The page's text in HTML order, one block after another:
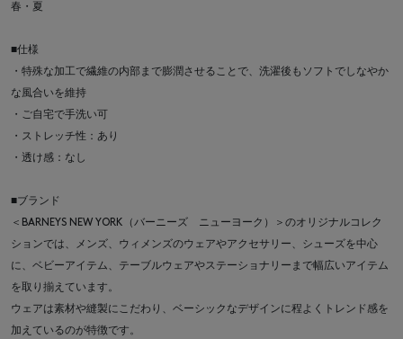
春・夏
■仕様
・特殊な加工で繊維の内部まで膨潤させることで、洗濯後もソフトでしなやか
な風合いを維持
・ご自宅で手洗い可
・ストレッチ性：あり
・透け感：なし
■ブランド
＜BARNEYS NEW YORK（バーニーズ ニューヨーク）＞のオリジナルコレク
ションでは、メンズ、ウィメンズのウェアやアクセサリー、シューズを中心
に、ベビーアイテム、テーブルウェアやステーショナリーまで幅広いアイテム
を取り揃えています。
ウェアは素材や縫製にこだわり、ベーシックなデザインに程よくトレンド感を
加えているのが特徴です。